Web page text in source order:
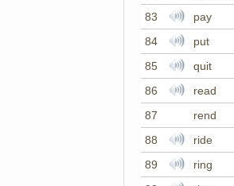
83
pay
84
put
85
quit
86
read
87
rend
88
ride
89
ring